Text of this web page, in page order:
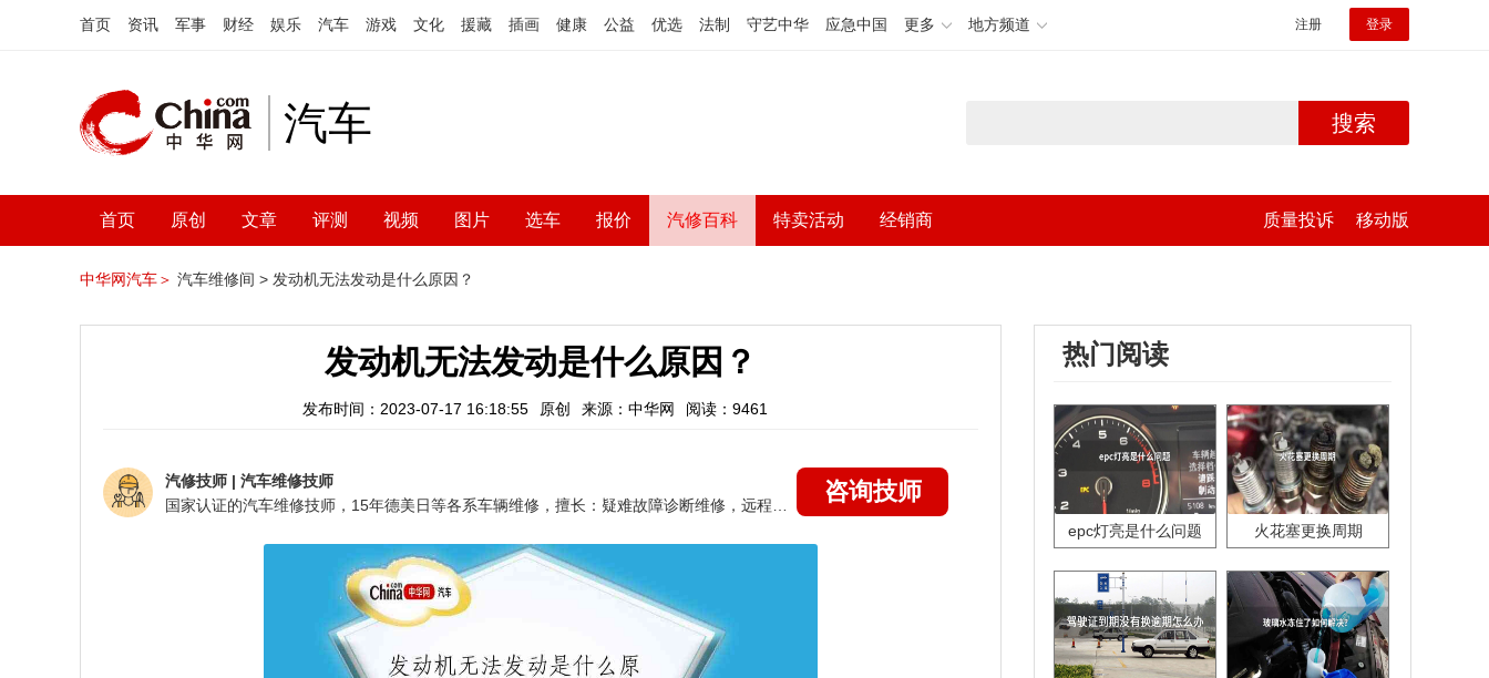
首页 资讯 军事 财经 娱乐 汽车 游戏 文化 援藏 插画 健康 公益 优选 法制 守艺中华 应急中国 更多 地方频道 注册 登录
汽车 搜索
首页 原创 文章 评测 视频 图片 选车 报价 汽修百科 特卖活动 经销商 质量投诉 移动版
中华网汽车＞ 汽车维修间 > 发动机无法发动是什么原因？
发动机无法发动是什么原因？
发布时间：2023-07-17 16:18:55 原创 来源：中华网 阅读：9461
汽修技师 | 汽车维修技师
咨询技师
热门阅读
epc灯亮是什么问题 火花塞更换周期